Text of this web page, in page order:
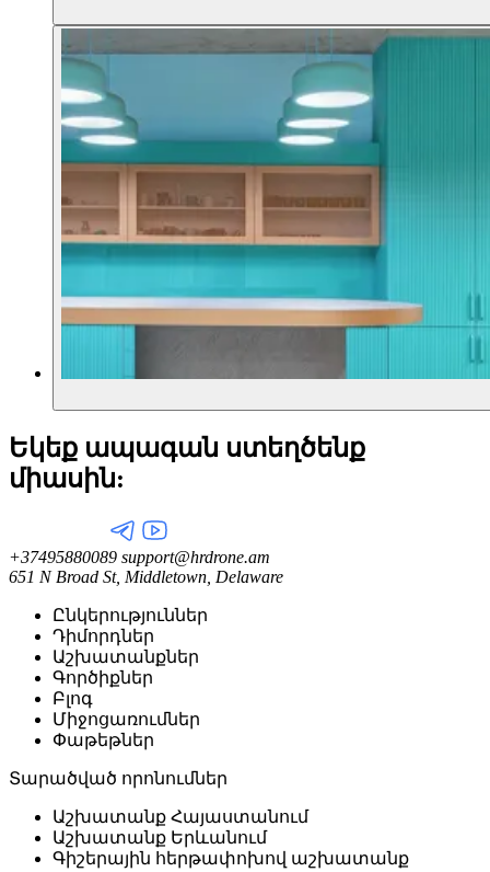
Եկեք ապագան ստեղծենք
միասին:
+37495880089 support@hrdrone.am
651 N Broad St, Middletown, Delaware
Ընկերություններ
Դիմորդներ
Աշխատանքներ
Գործիքներ
Բլոգ
Միջոցառումներ
Փաթեթներ
Տարածված որոնումներ
Աշխատանք Հայաստանում
Աշխատանք Երևանում
Գիշերային հերթափոխով աշխատանք